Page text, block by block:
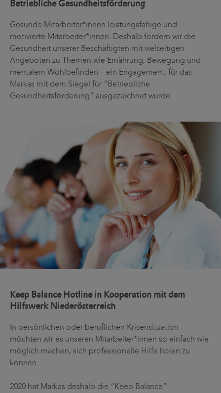
Betriebliche Gesundheitsförderung
Gesunde Mitarbeiter*innen leistungsfähige und
motivierte Mitarbeiter*innen. Deshalb fördern wir die
Gesundheit unserer Beschäftigten mit vielseitigen
Angeboten zu Themen wie Ernährung, Bewegung und
mentalem Wohlbefinden – ein Engagement, für das
Markas mit dem Siegel für “Betriebliche
Gesundheitsförderung” ausgezeichnet wurde.
Keep Balance Hotline in Kooperation mit dem
Hilfswerk Niederösterreich
In persönlichen oder beruflichen Krisensituation
möchten wir es unseren Mitarbeiter*innen so einfach wie
möglich machen, sich professionelle Hilfe holen zu
können.
2020 hat Markas deshalb die “Keep Balance”